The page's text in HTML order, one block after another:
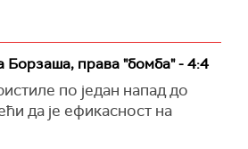
права "бомба" - 4:4
по један напад до
да је ефикасност на